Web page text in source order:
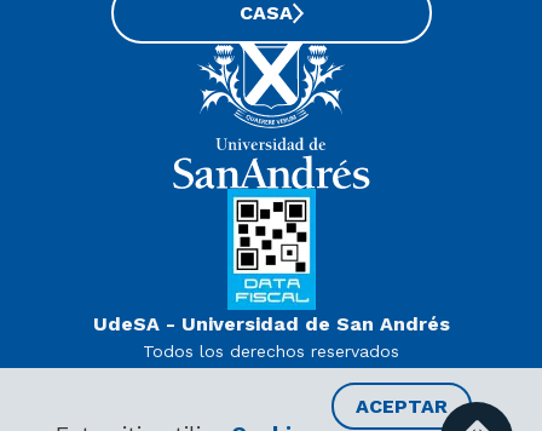
ACEPTAR
UdeSA - Universidad de San Andrés
Todos los derechos reservados
Decreto PEN 978/07
CASA